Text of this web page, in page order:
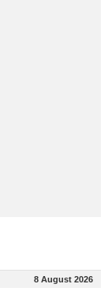
8 August 2026